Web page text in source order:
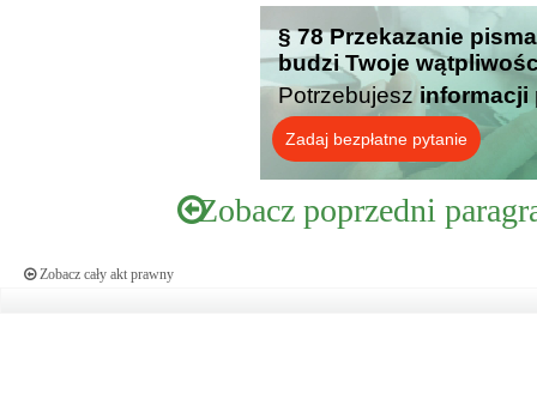
§ 78 Przekazanie
budzi Twoje
Potrzebujesz informacji
Zadaj bezpłatne pytanie
Zobacz poprzedni
Zobacz cały akt prawny